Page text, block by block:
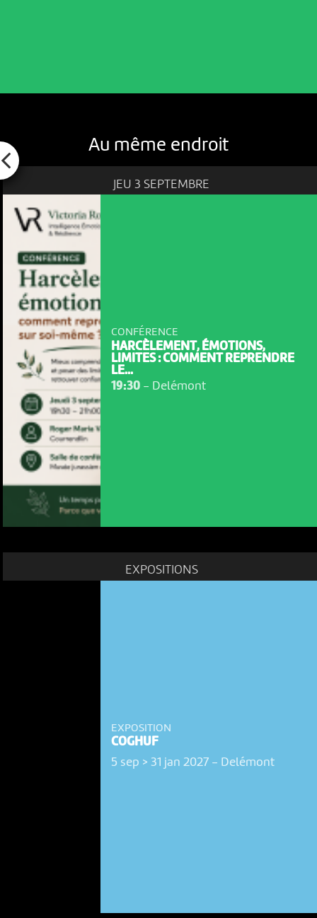
Au même endroit
JEU 3 SEPTEMBRE
CONFÉRENCE
HARCÈLEMENT, ÉMOTIONS,
LIMITES : COMMENT REPRENDRE
LE...
19:30- Delémont
EXPOSITIONS
EXPOSITION
COGHUF
5 sep > 31 jan 2027- Delémont